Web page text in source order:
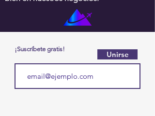
¡Suscríbete gratis!
Unirse